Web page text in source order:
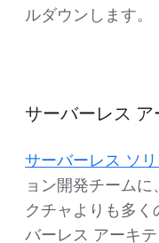
ルダウンします。
サーバーレス
サーバーレス ソ
ョン開発チーム
クチャよりも多
バーレス アーキ